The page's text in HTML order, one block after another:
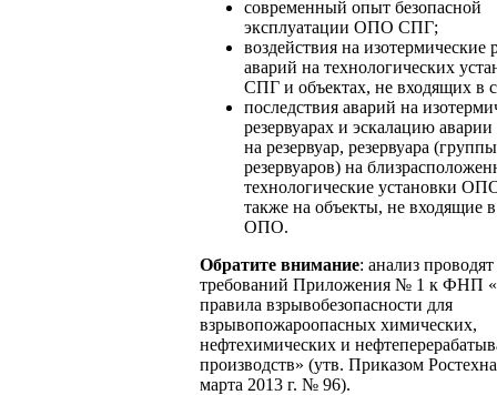
современный опыт безопасной
эксплуатации ОПО СПГ;
воздействия на изотермические
аварий на технологических
СПГ и объектах, не входящих в
последствия аварий на
резервуарах и эскалацию аварии
на резервуар, резервуара (группы
резервуаров) на
технологические установки
также на объекты, не входящие в
ОПО.
Обратите внимание: анализ
требований Приложения № 1 к ФНП
правила взрывобезопасности для
взрывопожароопасных химических,
нефтехимических и
производств» (утв. Приказом
марта 2013 г. № 96).